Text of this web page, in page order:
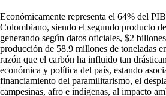
Económicamente representa el 64% del
Colombiano, siendo el segundo producto
generando según datos oficiales, $2
producción de 58.9 millones de toneladas
razón que el carbón ha influido tan
económica y política del país, estando
financiamiento del paramilitarismo, el
campesinas, afro e indígenas, al impacto